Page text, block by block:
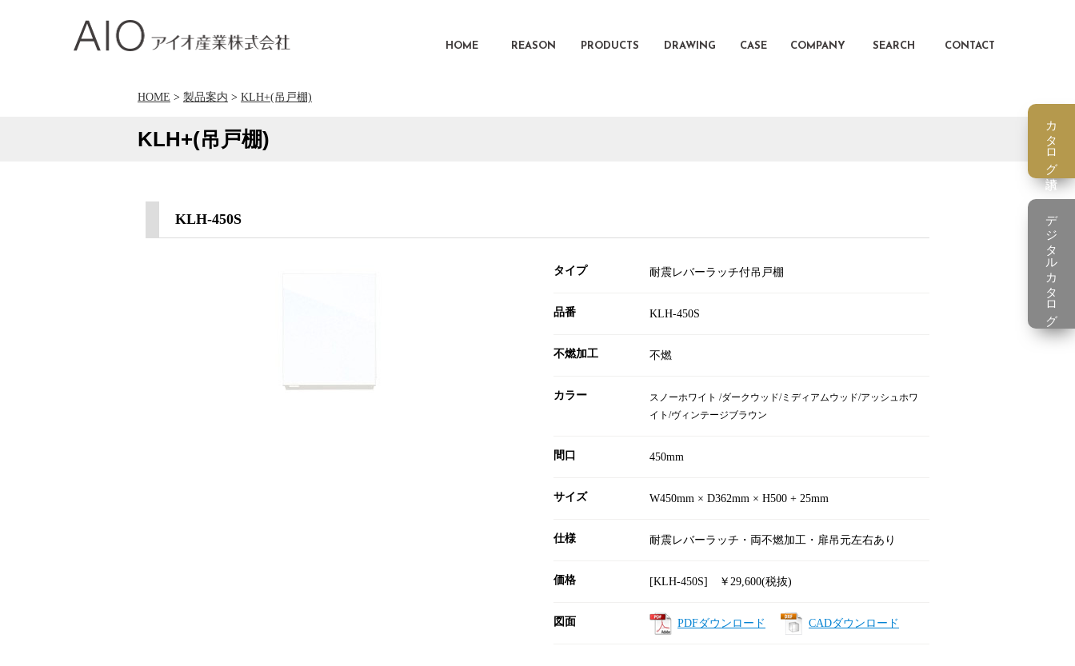
HOME REASON PRODUCTS DRAWING CASE COMPANY SEARCH CONTACT
HOME > 製品案内 > KLH+(吊戸棚)
KLH+(吊戸棚)
KLH-450S
タイプ 耐震レバーラッチ付吊戸棚
品番 KLH-450S
不燃加工 不燃
カラー
スノーホワイト /ダークウッド/ミディアムウッド/アッシュホワ
イト/ヴィンテージブラウン
間口 450mm
サイズ W450mm × D362mm × H500 + 25mm
仕様 耐震レバーラッチ・両不燃加工・扉吊元左右あり
価格 [KLH-450S] ￥29,600(税抜)
図面 PDFダウンロード CADダウンロード
カタログ請求
デジタルカタログ